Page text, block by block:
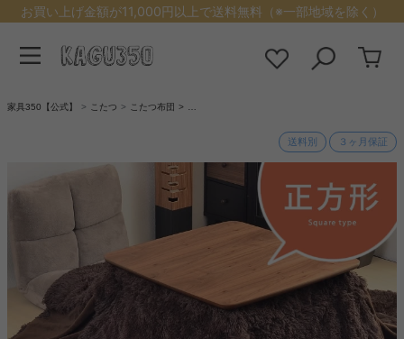
お買い上げ金額が11,000円以上で送料無料（※一部地域を除く）
家具350【公式】 こたつ こたつ布団
送料別 ３ヶ月保証